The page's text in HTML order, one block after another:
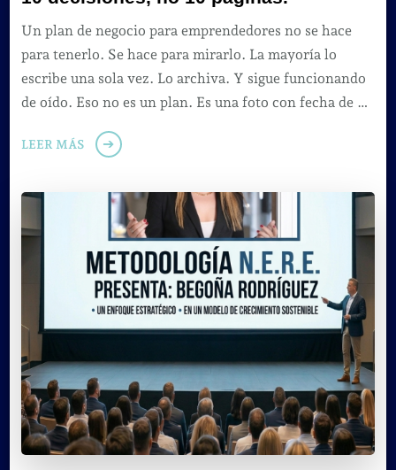
Un plan de negocio para emprendedores no se hace
para tenerlo. Se hace para mirarlo. La mayoría lo
escribe una sola vez. Lo archiva. Y sigue funcionando
de oído. Eso no es un plan. Es una foto con fecha de …
LEER MÁS